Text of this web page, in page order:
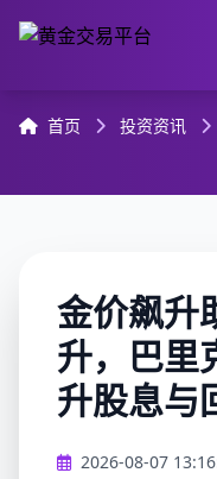
首页 投资资讯
金价飙升
升，巴里
升股息与
2026-08-07